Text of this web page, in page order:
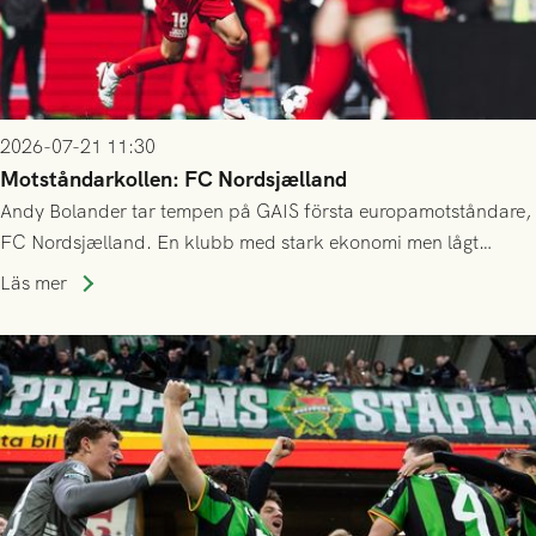
2026-07-21 11:30
Motståndarkollen: FC Nordsjælland
Andy Bolander tar tempen på GAIS första europamotståndare,
FC Nordsjælland. En klubb med stark ekonomi men lågt
publiksnitt, ett lag med både kollektiv styrka och individuell
Läs mer